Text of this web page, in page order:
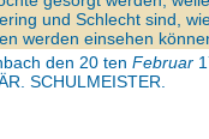
und Schlecht sind,
werden einsehen
den 20 ten Februar
SCHULMEISTER.